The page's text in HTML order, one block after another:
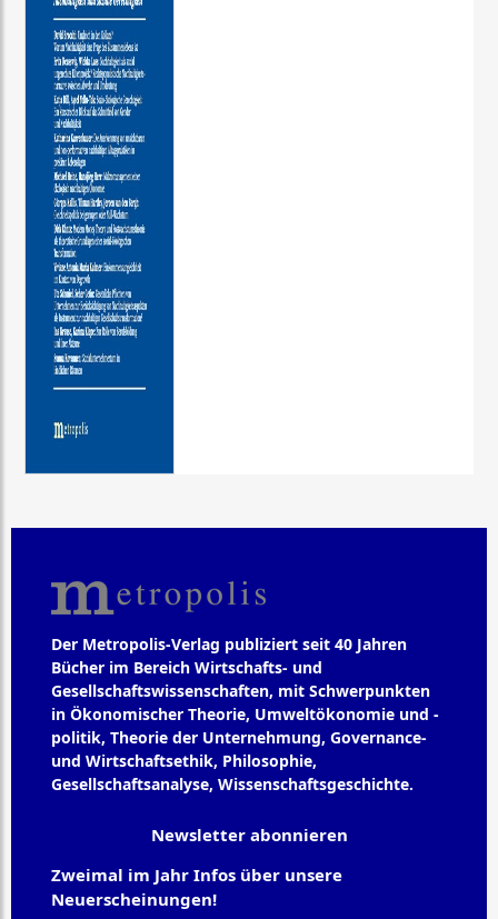
Der Metropolis-Verlag publiziert seit 40 Jahren
Bücher im Bereich Wirtschafts- und
Gesellschaftswissenschaften, mit Schwerpunkten
in Ökonomischer Theorie, Umweltökonomie und -
politik, Theorie der Unternehmung, Governance-
und Wirtschaftsethik, Philosophie,
Gesellschaftsanalyse, Wissenschaftsgeschichte.
Newsletter abonnieren
Zweimal im Jahr Infos über unsere
Neuerscheinungen!